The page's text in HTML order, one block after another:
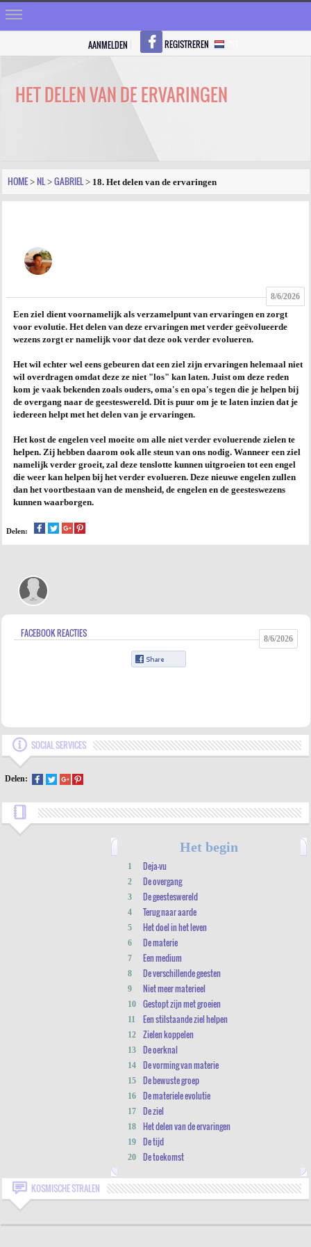
VRAGEN
FOTO
AGENDA
PRAKTIJK
AANMELDEN REGISTREREN
HET DELEN VAN DE ERVARINGEN
HOME > NL > GABRIEL > 18. Het delen van de ervaringen
8/6/2026
Een ziel dient voornamelijk als verzamelpunt van ervaringen en zorgt
voor evolutie. Het delen van deze ervaringen met verder geëvolueerde
wezens zorgt er namelijk voor dat deze ook verder evolueren.
Het wil echter wel eens gebeuren dat een ziel zijn ervaringen helemaal niet
wil overdragen omdat deze ze niet "los" kan laten. Juist om deze reden
kom je vaak bekenden zoals ouders, oma's en opa's tegen die je helpen bij
de overgang naar de geesteswereld. Dit is puur om je te laten inzien dat je
iedereen helpt met het delen van je ervaringen.
Het kost de engelen veel moeite om alle niet verder evoluerende zielen te
helpen. Zij hebben daarom ook alle steun van ons nodig. Wanneer een ziel
namelijk verder groeit, zal deze tenslotte kunnen uitgroeien tot een engel
die weer kan helpen bij het verder evolueren. Deze nieuwe engelen zullen
dan het voortbestaan van de mensheid, de engelen en de geesteswezens
kunnen waarborgen.
Delen:
FACEBOOK REACTIES 8/6/2026
SOCIAL SERVICES
Delen:
Het begin
1 Deja-vu
2 De overgang
3 De geesteswereld
4 Terug naar aarde
5 Het doel in het leven
6 De materie
7 Een medium
8 De verschillende geesten
9 Niet meer materieel
10 Gestopt zijn met groeien
11 Een stilstaande ziel helpen
12 Zielen koppelen
13 De oerknal
14 De vorming van materie
15 De bewuste groep
16 De materiele evolutie
17 De ziel
18 Het delen van de ervaringen
19 De tijd
20 De toekomst
KOSMISCHE STRALEN